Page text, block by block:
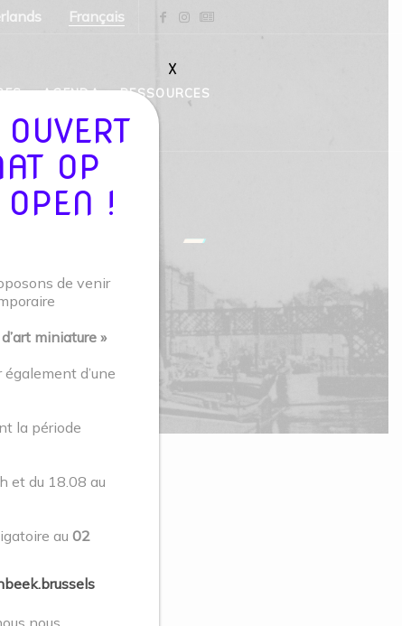
Français
AGENDA RESSOURCES
–
MAI
OP
!
de venir
miniature »
d’une
la période
et du 18.08 au
au 02
X